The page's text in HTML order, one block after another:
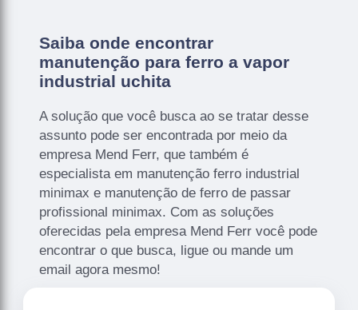
Saiba onde encontrar
manutenção para ferro a vapor
industrial uchita
A solução que você busca ao se tratar desse
assunto pode ser encontrada por meio da
empresa Mend Ferr, que também é
especialista em manutenção ferro industrial
minimax e manutenção de ferro de passar
profissional minimax. Com as soluções
oferecidas pela empresa Mend Ferr você pode
encontrar o que busca, ligue ou mande um
email agora mesmo!